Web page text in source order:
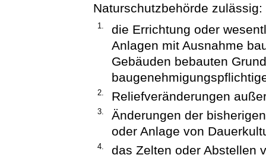
Naturschutzbehörde zulässig:
1.
die Errichtung oder
Anlagen mit Ausnahme
Gebäuden bebauten
2. Reliefveränderungen
3.
Änderungen der
oder Anlage von
4.
das Zelten oder Abstellen